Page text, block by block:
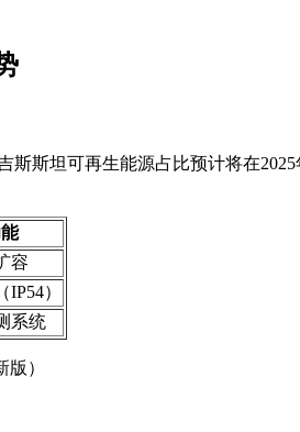
斯斯坦可再生能源占比预计将在
容
）
系统
版）